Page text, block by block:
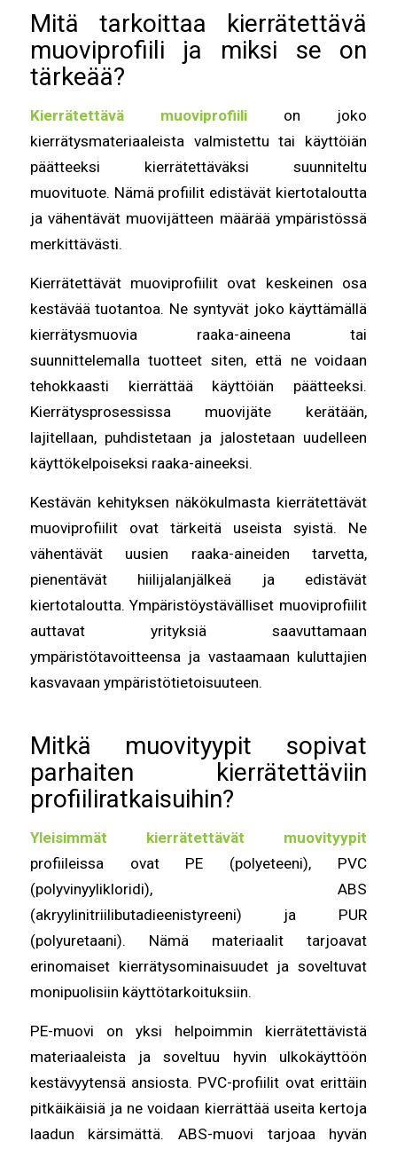
Mitä tarkoittaa kierrätettävä
muoviprofiili ja miksi se on
tärkeää?
Kierrätettävä muoviprofiilion joko
kierrätysmateriaaleista valmistettu tai käyttöiän
päätteeksi kierrätettäväksi suunniteltu
muovituote. Nämä profiilit edistävät kiertotaloutta
ja vähentävät muovijätteen määrää ympäristössä
merkittävästi.
Kierrätettävät muoviprofiilit ovat keskeinen osa
kestävää tuotantoa. Ne syntyvät joko käyttämällä
kierrätysmuovia raaka-aineena tai
suunnittelemalla tuotteet siten, että ne voidaan
tehokkaasti kierrättää käyttöiän päätteeksi.
Kierrätysprosessissa muovijäte kerätään,
lajitellaan, puhdistetaan ja jalostetaan uudelleen
käyttökelpoiseksi raaka-aineeksi.
Kestävän kehityksen näkökulmasta kierrätettävät
muoviprofiilit ovat tärkeitä useista syistä. Ne
vähentävät uusien raaka-aineiden tarvetta,
pienentävät hiilijalanjälkeä ja edistävät
kiertotaloutta. Ympäristöystävälliset muoviprofiilit
auttavat yrityksiä saavuttamaan
ympäristötavoitteensa ja vastaamaan kuluttajien
kasvavaan ympäristötietoisuuteen.
Mitkä muovityypit sopivat
parhaiten kierrätettäviin
profiiliratkaisuihin?
Yleisimmät kierrätettävät muovityypit
profiileissa ovat PE (polyeteeni), PVC
(polyvinyylikloridi), ABS
(akryylinitriilibutadieenistyreeni) ja PUR
(polyuretaani). Nämä materiaalit tarjoavat
erinomaiset kierrätysominaisuudet ja soveltuvat
monipuolisiin käyttötarkoituksiin.
PE-muovi on yksi helpoimmin kierrätettävistä
materiaaleista ja soveltuu hyvin ulkokäyttöön
kestävyytensä ansiosta. PVC-profiilit ovat erittäin
pitkäikäisiä ja ne voidaan kierrättää useita kertoja
laadun kärsimättä. ABS-muovi tarjoaa hyvän